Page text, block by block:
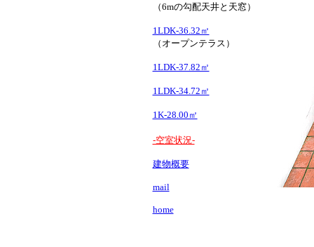
（6mの勾配天井と天窓）
1LDK-36.32㎡
（オープンテラス）
1LDK-37.82㎡
1LDK-34.72㎡
1K-28.00㎡
-空室状況-
建物概要
mail
home